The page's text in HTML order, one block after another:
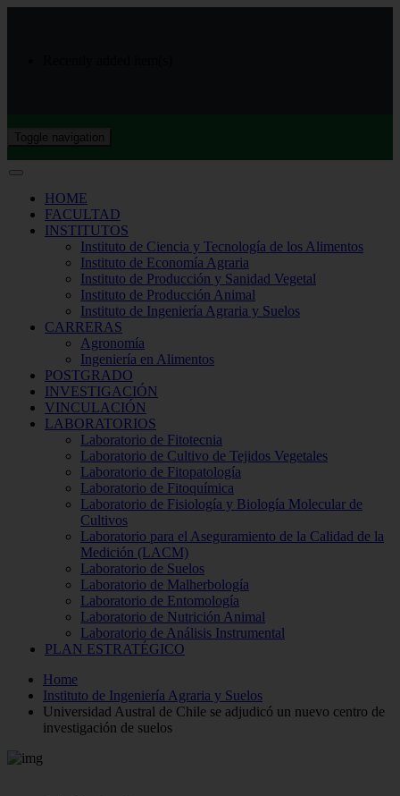
Toggle navigation
HOME
FACULTAD
INSTITUTOS
Instituto de Ciencia y Tecnología de los Alimentos
Instituto de Economía Agraria
Instituto de Producción y Sanidad Vegetal
Instituto de Producción Animal
Instituto de Ingeniería Agraria y Suelos
CARRERAS
Agronomía
Ingeniería en Alimentos
POSTGRADO
INVESTIGACIÓN
VINCULACIÓN
LABORATORIOS
Laboratorio de Fitotecnia
Laboratorio de Cultivo de Tejidos Vegetales
Laboratorio de Fitopatología
Laboratorio de Fitoquímica
Laboratorio de Fisiología y Biología Molecular de
Cultivos
Laboratorio para el Aseguramiento de la Calidad de la
Medición (LACM)
Laboratorio de Suelos
Laboratorio de Malherbología
Laboratorio de Entomología
Laboratorio de Nutrición Animal
Laboratorio de Análisis Instrumental
PLAN ESTRATÉGICO
Home
Instituto de Ingeniería Agraria y Suelos
Universidad Austral de Chile se adjudicó un nuevo centro de
investigación de suelos